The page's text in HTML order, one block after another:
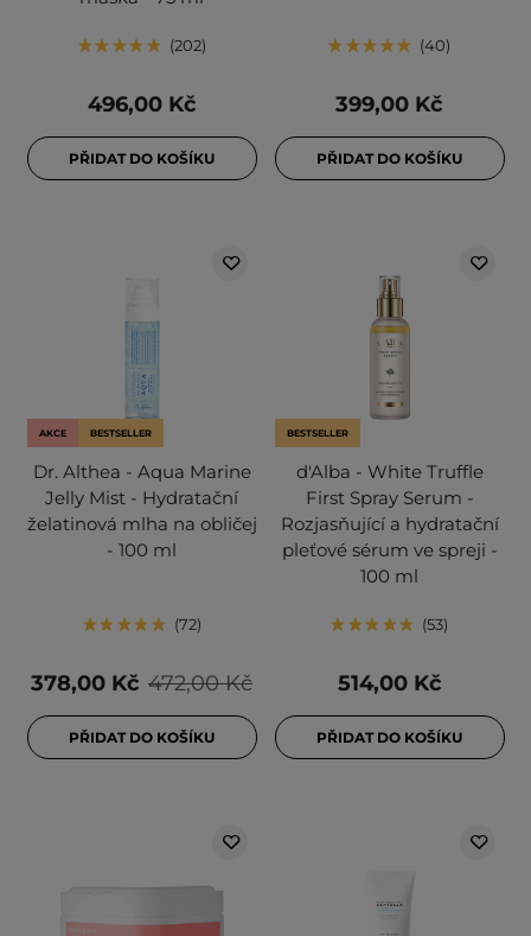
202
496,00 Kč
PŘIDAT DO KOŠÍKU
40
399,00 Kč
PŘIDAT DO KOŠÍKU
AKCE BESTSELLER
Dr. Althea - Aqua Marine
Jelly Mist - Hydratační
želatinová mlha na obličej
- 100 ml
72
472,00 Kč
378,00 Kč
PŘIDAT DO KOŠÍKU
BESTSELLER
d'Alba - White Truffle
First Spray Serum -
Rozjasňující a hydratační
pleťové sérum ve spreji -
100 ml
53
514,00 Kč
PŘIDAT DO KOŠÍKU